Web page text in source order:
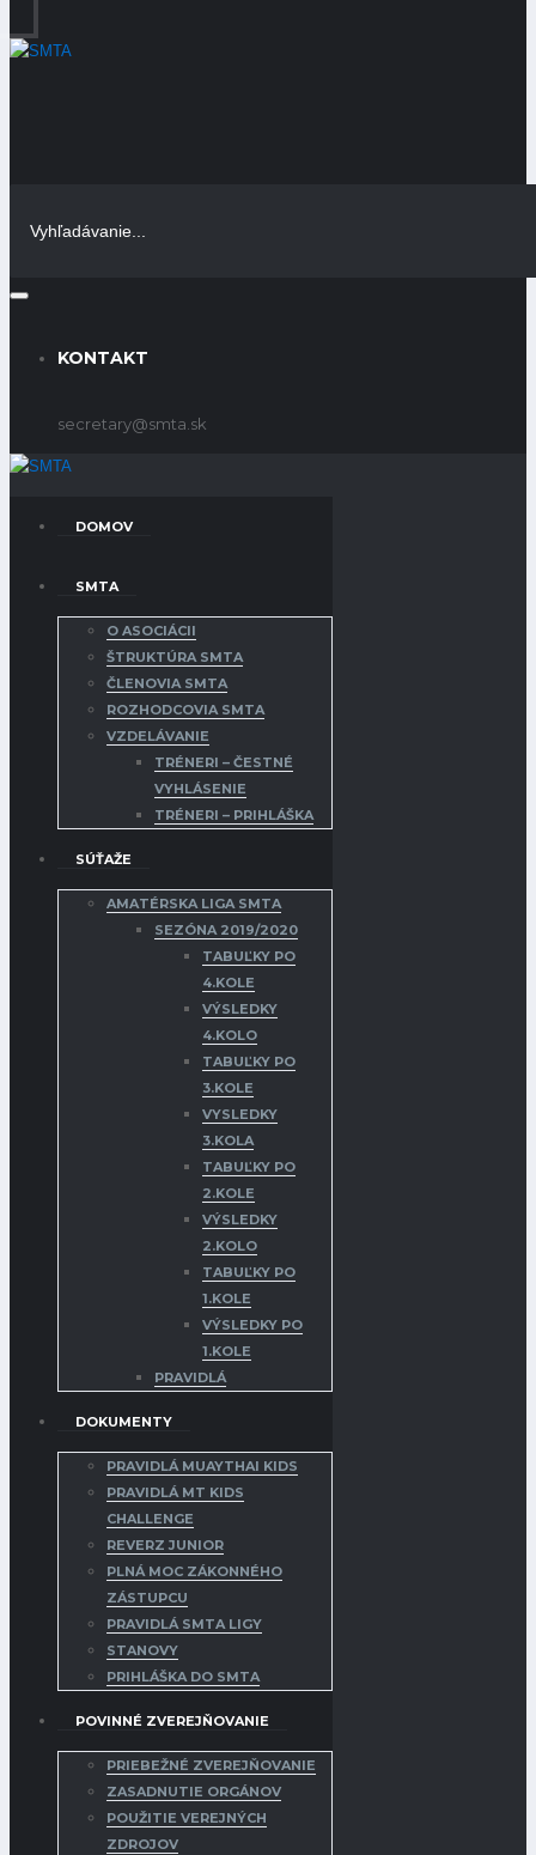
KONTAKT
secretary@smta.sk
DOMOV
SMTA
O ASOCIÁCII
ŠTRUKTÚRA SMTA
ČLENOVIA SMTA
ROZHODCOVIA SMTA
VZDELÁVANIE
TRÉNERI – ČESTNÉ
VYHLÁSENIE
TRÉNERI – PRIHLÁŠKA
SÚŤAŽE
AMATÉRSKA LIGA SMTA
SEZÓNA 2019/2020
TABUĽKY PO
4.KOLE
VÝSLEDKY
4.KOLO
TABUĽKY PO
3.KOLE
VYSLEDKY
3.KOLA
TABUĽKY PO
2.KOLE
VÝSLEDKY
2.KOLO
TABUĽKY PO
1.KOLE
VÝSLEDKY PO
1.KOLE
PRAVIDLÁ
DOKUMENTY
PRAVIDLÁ MUAYTHAI KIDS
PRAVIDLÁ MT KIDS
CHALLENGE
REVERZ JUNIOR
PLNÁ MOC ZÁKONNÉHO
ZÁSTUPCU
PRAVIDLÁ SMTA LIGY
STANOVY
PRIHLÁŠKA DO SMTA
POVINNÉ ZVEREJŇOVANIE
PRIEBEŽNÉ ZVEREJŇOVANIE
ZASADNUTIE ORGÁNOV
POUŽITIE VEREJNÝCH
ZDROJOV